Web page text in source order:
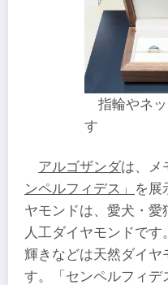
指輪やネ
す
アルゴザンダは、メ
ンペルフィデス」
を展
ヤモンドは、愛犬・愛
人工ダイヤモンドです
輝きなどは天然ダイ
す。「センペルフィデ